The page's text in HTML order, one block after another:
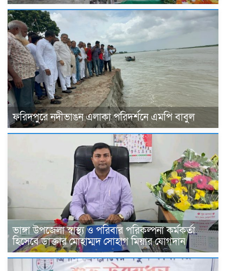
ফরিদপুরে নদীভাঙন এলাকা পরিদর্শনে এমপি বাবুল
ভাঙ্গা উপজেলা স্বাস্থ্য ও পরিবার পরিকল্পনা কর্মকর্তা
হিসেবে ডাক্তার মোহাম্মদ সোহাগ মিয়ার যোগদান